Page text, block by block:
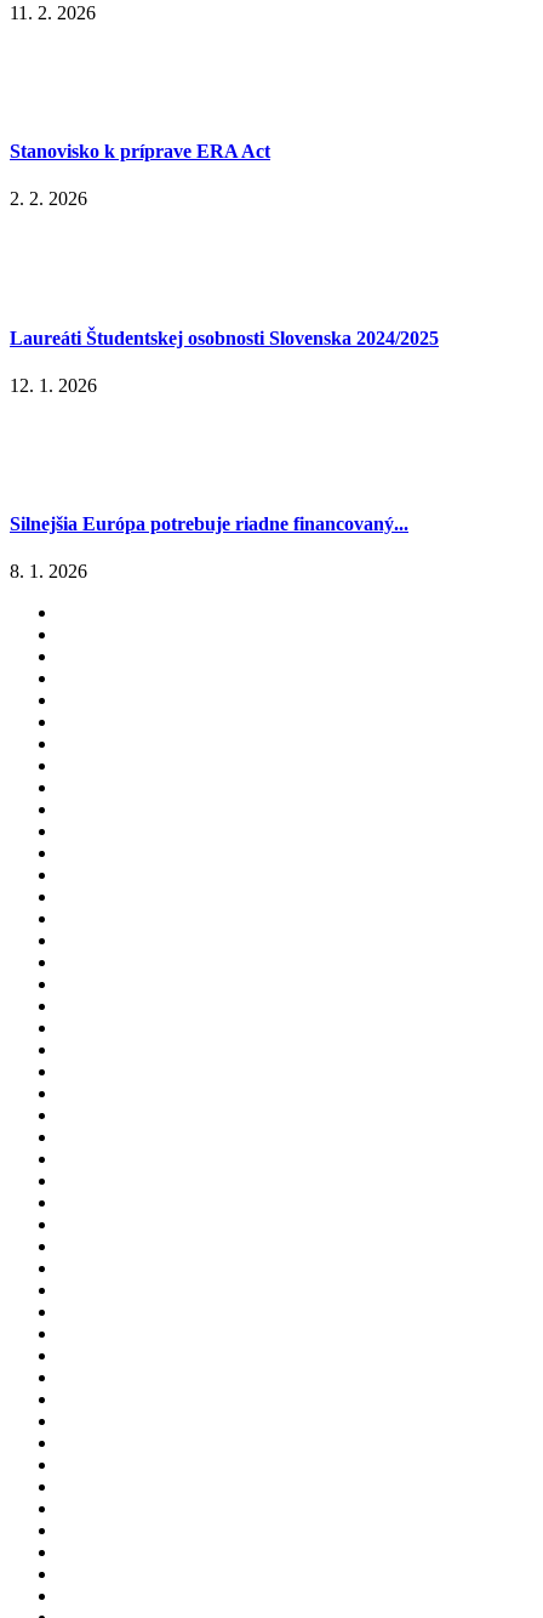
11. 2. 2026
Stanovisko k príprave ERA Act
2. 2. 2026
Laureáti Študentskej osobnosti Slovenska 2024/2025
12. 1. 2026
Silnejšia Európa potrebuje riadne financovaný...
8. 1. 2026